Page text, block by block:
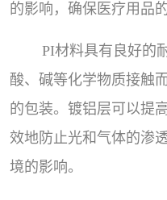
的影响，确保医疗用品
PI材料具有良好的
酸、碱等化学物质接触
的包装。镀铝层可以提
效地防止光和气体的渗
境的影响。